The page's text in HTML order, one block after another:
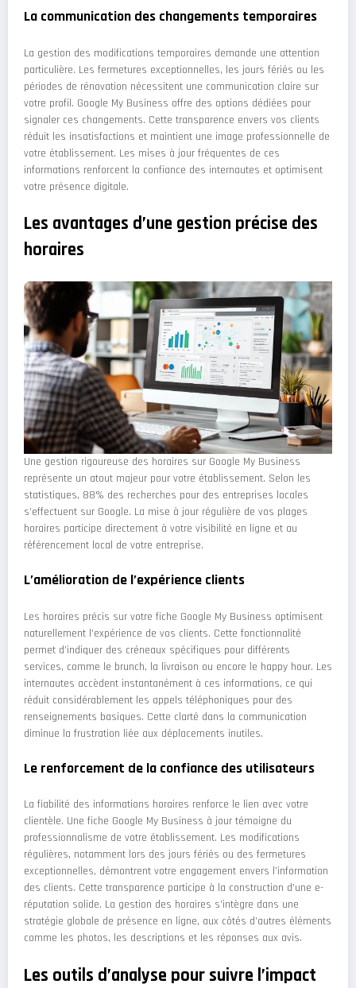
La communication des changements temporaires
La gestion des modifications temporaires demande une attention
particulière. Les fermetures exceptionnelles, les jours fériés ou les
périodes de rénovation nécessitent une communication claire sur
votre profil. Google My Business offre des options dédiées pour
signaler ces changements. Cette transparence envers vos clients
réduit les insatisfactions et maintient une image professionnelle de
votre établissement. Les mises à jour fréquentes de ces
informations renforcent la confiance des internautes et optimisent
votre présence digitale.
Les avantages d’une gestion précise des
horaires
Une gestion rigoureuse des horaires sur Google My Business
représente un atout majeur pour votre établissement. Selon les
statistiques, 88% des recherches pour des entreprises locales
s’effectuent sur Google. La mise à jour régulière de vos plages
horaires participe directement à votre visibilité en ligne et au
référencement local de votre entreprise.
L’amélioration de l’expérience clients
Les horaires précis sur votre fiche Google My Business optimisent
naturellement l’expérience de vos clients. Cette fonctionnalité
permet d’indiquer des créneaux spécifiques pour différents
services, comme le brunch, la livraison ou encore le happy hour. Les
internautes accèdent instantanément à ces informations, ce qui
réduit considérablement les appels téléphoniques pour des
renseignements basiques. Cette clarté dans la communication
diminue la frustration liée aux déplacements inutiles.
Le renforcement de la confiance des utilisateurs
La fiabilité des informations horaires renforce le lien avec votre
clientèle. Une fiche Google My Business à jour témoigne du
professionnalisme de votre établissement. Les modifications
régulières, notamment lors des jours fériés ou des fermetures
exceptionnelles, démontrent votre engagement envers l’information
des clients. Cette transparence participe à la construction d’une e-
réputation solide. La gestion des horaires s’intègre dans une
stratégie globale de présence en ligne, aux côtés d’autres éléments
comme les photos, les descriptions et les réponses aux avis.
Les outils d’analyse pour suivre l’impact